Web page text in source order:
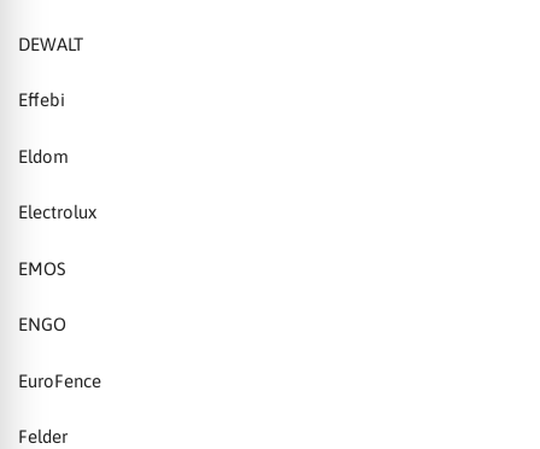
DEWALT
Effebi
Eldom
Electrolux
EMOS
ENGO
EuroFence
Felder